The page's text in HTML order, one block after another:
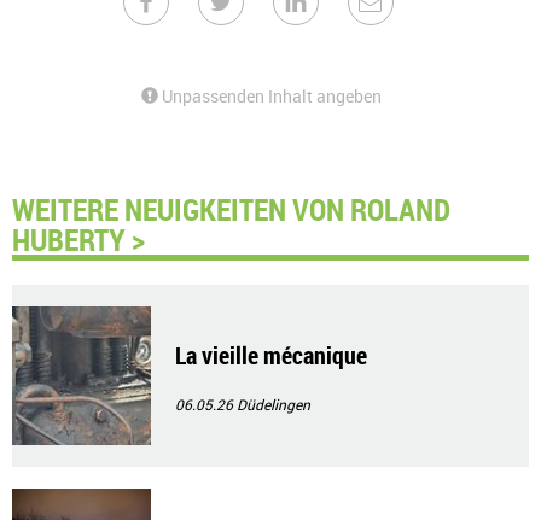
Unpassenden Inhalt angeben
WEITERE NEUIGKEITEN VON ROLAND
HUBERTY >
La vieille mécanique
06.05.26Düdelingen